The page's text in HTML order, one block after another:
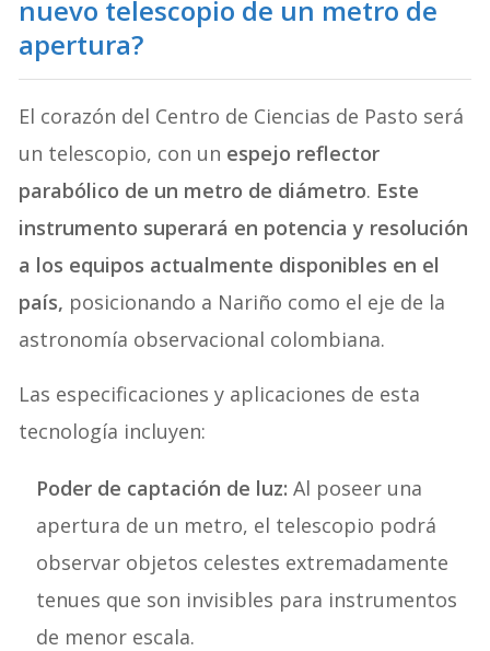
nuevo telescopio de un metro de
apertura?
El corazón del Centro de Ciencias de Pasto será
un telescopio, con un espejo reflector
parabólico de un metro de diámetro. Este
instrumento superará en potencia y resolución
a los equipos actualmente disponibles en el
país, posicionando a Nariño como el eje de la
astronomía observacional colombiana.
Las especificaciones y aplicaciones de esta
tecnología incluyen:
Poder de captación de luz: Al poseer una
apertura de un metro, el telescopio podrá
observar objetos celestes extremadamente
tenues que son invisibles para instrumentos
de menor escala.